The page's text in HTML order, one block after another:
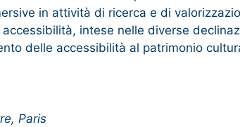
in attività di ricerca e di
intese nelle diverse
delle accessibilità al patrimonio
Paris